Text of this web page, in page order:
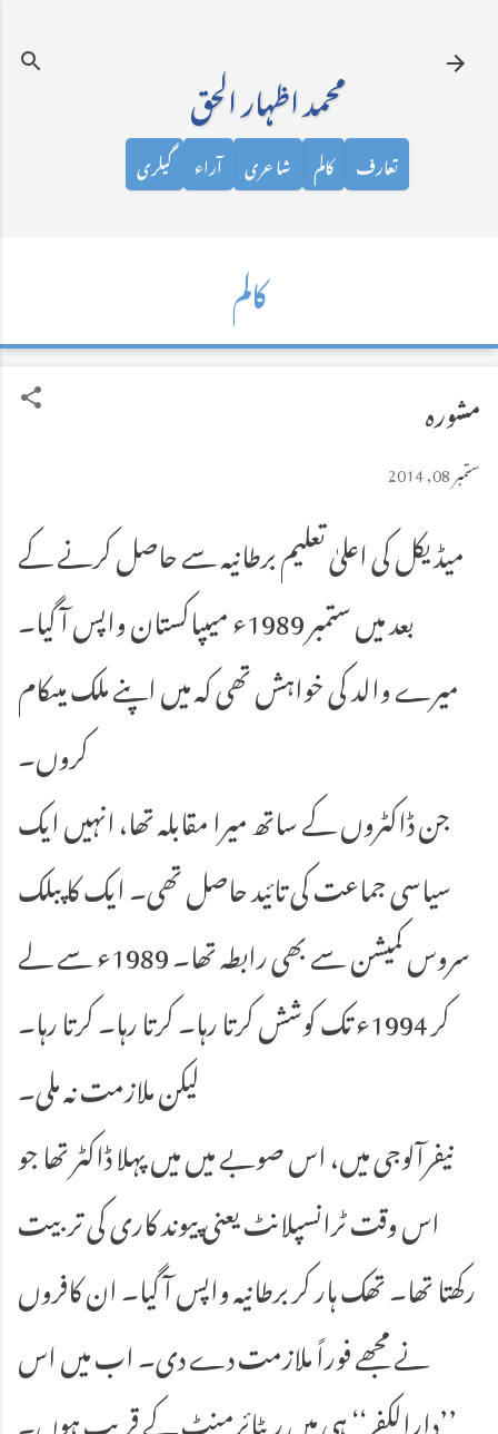
محمد اظہار الحق
تعارف کالم شاعری آراء گیلری
کالم
مشورہ
ستمبر 08, 2014
میڈیکل کی اعلیٰ تعلیم برطانیہ سے حاصل کرنے کے
بعد میں ستمبر 1989ء میںپاکستان واپس آ گیا۔
میرے والد کی خواہش تھی کہ میں اپنے ملک میںکام
کروں۔
جن ڈاکٹروں کے ساتھ میرا مقابلہ تھا، انہیں ایک
سیاسی جماعت کی تائید حاصل تھی۔ ایک کا پبلک
سروس کمیشن سے بھی رابطہ تھا۔ 1989ء سے لے
کر 1994ء تک کوشش کرتا رہا۔ کرتا رہا۔ کرتا رہا۔
لیکن ملازمت نہ ملی۔
نیفرآلوجی میں، اس صوبے میں میں پہلا ڈاکٹر تھا جو
اس وقت ٹرانسپلانٹ یعنی پیوند کاری کی تربیت
رکھتا تھا۔ تھک ہار کر برطانیہ واپس آ گیا۔ ان کافروں
نے مجھے فوراً ملازمت دے دی۔ اب میں اس
’’دارالکفر‘‘ ہی میں ریٹائرمنٹ کے قریب ہوں۔